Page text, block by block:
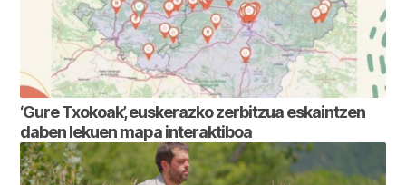
‘Gure Txokoak’, euskerazko zerbitzua eskaintzen
daben lekuen mapa interaktiboa